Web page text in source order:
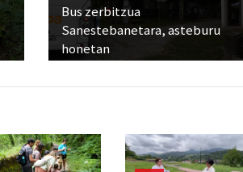
Bus zerbitzua
Sanestebanetara, asteburu
honetan